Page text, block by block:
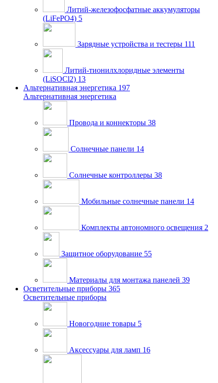
Литий-железофосфатные аккумуляторы
(LiFePO4) 5
Зарядные устройства и тестеры 111
Литий-тионилхлоридные элементы
(LiSOCl2) 13
Альтернативная энергетика 197
Альтернативная энергетика
Провода и коннекторы 38
Солнечные панели 14
Солнечные контроллеры 38
Мобильные солнечные панели 14
Комплекты автономного освещения 2
Защитное оборудование 55
Материалы для монтажа панелей 39
Осветительные приборы 365
Осветительные приборы
Новогодние товары 5
Аксессуары для ламп 16